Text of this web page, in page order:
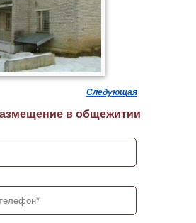
Следующая
в общежитии